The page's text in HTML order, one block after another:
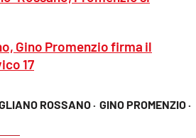
ROSSANO · GINO PROMENZIO ·
Gino Promenzio firma il
17